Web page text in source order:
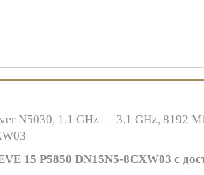
N5030, 1.1 GHz — 3.1 GHz, 8192
15 P5850 DN15N5-8CXW03 с